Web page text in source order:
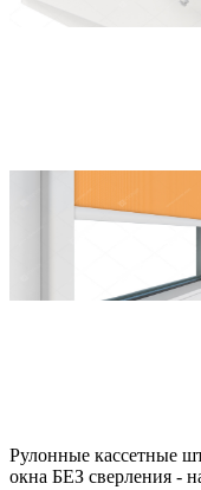
Рулонные кассетные
окна БЕЗ сверления -